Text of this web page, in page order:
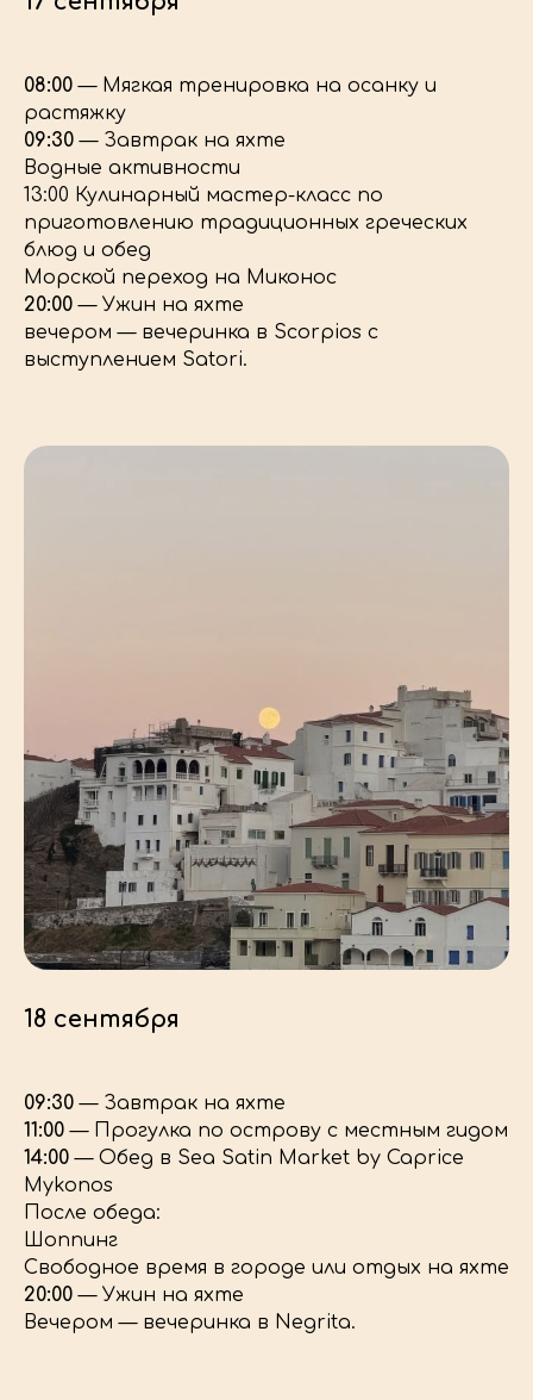
08:00 — Мягкая тренировка на осанку и
растяжку
09:30 — Завтрак на яхте
Водные активности
13:00 Кулинарный мастер-класс по
приготовлению традиционных греческих
блюд и обед
Морской переход на Миконос
20:00 — Ужин на яхте
вечером — вечеринка в Scorpios с
выступлением Satori.
18 сентября
09:30 — Завтрак на яхте
11:00 — Прогулка по острову с местным гидом
14:00 — Обед в Sea Satin Market by Caprice
Mykonos
После обеда:
Шоппинг
Свободное время в городе или отдых на яхте
20:00 — Ужин на яхте
Вечером — вечеринка в Negrita.